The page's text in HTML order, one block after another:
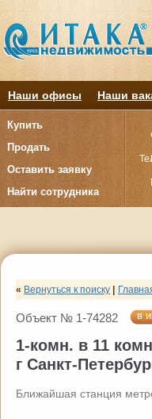
Наши офисы Наши
Купить
Продать
Оставить заявку
Найти сотрудника
« Вернуться к поиску
Объект № 1-74282 в
1-комн. в 11
г Санкт-
Ближайшая станция